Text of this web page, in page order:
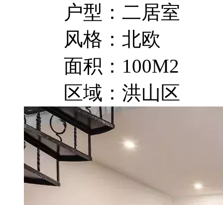
户型：二居室
风格：北欧
面积：100M2
区域：洪山区